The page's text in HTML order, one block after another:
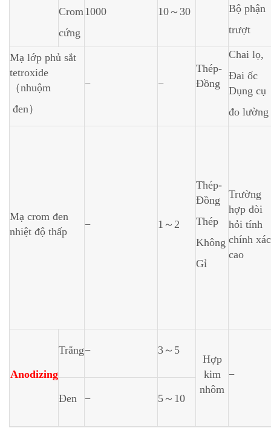
Crom
cứng
1000 10～30
Bộ phận
trượt
Mạ lớp phủ sắt
tetroxide
（nhuộm
đen）
− −
Thép-
Đồng
Chai lọ,
Đai ốc
Dụng cụ
đo lường
Mạ crom đen
nhiệt độ thấp
− 1～2
Thép-
Đồng
Thép
Không
Gỉ
Trường
hợp đòi
hỏi tính
chính xác
cao
Anodizing
Trắng− 3～5
Hợp
kim
nhôm
−
Đen
− 5～10